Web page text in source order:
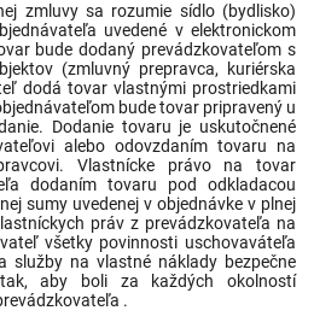
zmluvy sa rozumie sídlo (bydlisko)
uvedené v elektronickom
bude dodaný prevádzkovateľom s
(zmluvný prepravca, kuriérska
dodá tovar vlastnými prostriedkami
bude tovar pripravený u
Dodanie tovaru je uskutočnené
alebo odovzdaním tovaru na
Vlastnícke právo na tovar
dodaním tovaru pod odkladacou
sumy uvedenej v objednávke v plnej
práv z prevádzkovateľa na
všetky povinnosti uschovaváteľa
služby na vlastné náklady bezpečne
aby boli za každých okolností
.